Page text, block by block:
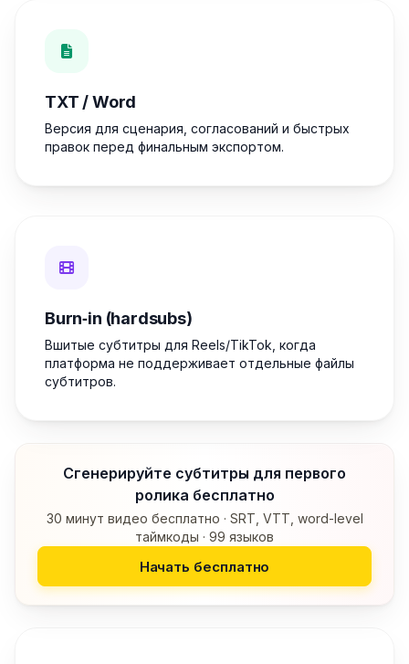
TXT / Word
Версия для сценария, согласований и быстрых
правок перед финальным экспортом.
Burn‑in (hardsubs)
Вшитые субтитры для Reels/TikTok, когда
платформа не поддерживает отдельные файлы
субтитров.
Сгенерируйте субтитры для первого
ролика бесплатно
30 минут видео бесплатно · SRT, VTT, word-level
таймкоды · 99 языков
Начать бесплатно